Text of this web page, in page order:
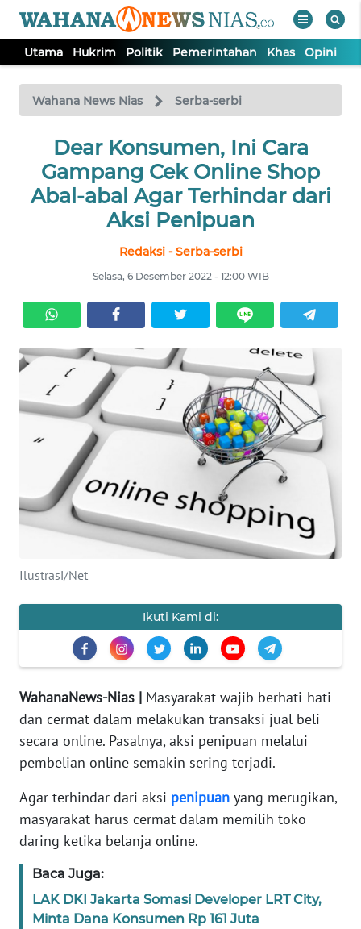
Utama Hukrim Politik Pemerintahan Khas Opini
Wahana News Nias Serba-serbi
Dear Konsumen, Ini Cara
Gampang Cek Online Shop
Abal-abal Agar Terhindar dari
Aksi Penipuan
Redaksi - Serba-serbi
Selasa, 6 Desember 2022 - 12:00 WIB
Ilustrasi/Net
Ikuti Kami di:
WahanaNews-Nias | Masyarakat wajib berhati-hati
dan cermat dalam melakukan transaksi jual beli
secara online. Pasalnya, aksi penipuan melalui
pembelian online semakin sering terjadi.
Agar terhindar dari aksi penipuan yang merugikan,
masyarakat harus cermat dalam memilih toko
daring ketika belanja online.
Baca Juga:
LAK DKI Jakarta Somasi Developer LRT City,
Minta Dana Konsumen Rp 161 Juta
TV
Tutup
UTAMA
HUKRIM
PEMERINTAHAN
KHAS
OPINI
NUSANTARA
Informasi
BERITA
KAMI
IKLAN
TENTANG
PEDOMAN
SIBER
REDAKSI
KARIR